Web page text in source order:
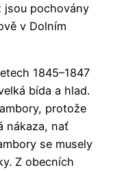
jsou pochovány
v Dolním
1845–1847
bída a hlad.
protože
nákaza, nať
se musely
Z obecních